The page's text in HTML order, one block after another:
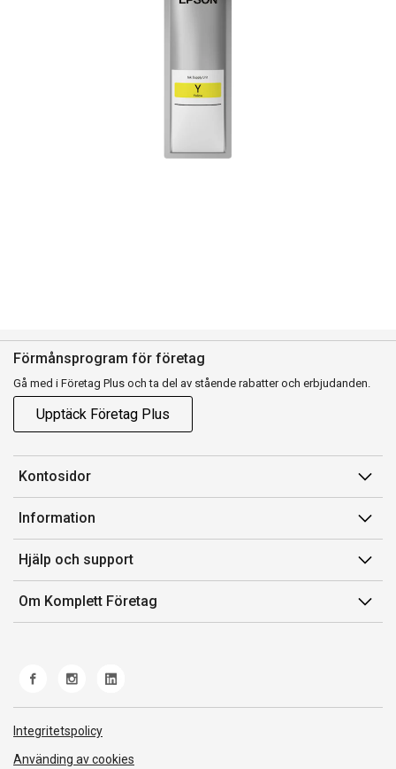
Förmånsprogram för företag
Gå med i Företag Plus och ta del av stående rabatter och erbjudanden.
Upptäck Företag Plus
Kontosidor
Mina sidor
Orderhistorik
Fakturor & Kvitton
Inköpslistor
Information
Försäljningsvillkor
Villkor för Komplett Företag Plus
Felsökning & guider
Hjälp och support
Kontakta oss
Kundservice
Frakt och leverans
Om Komplett Företag
Integritetspolicy
Använding av cookies